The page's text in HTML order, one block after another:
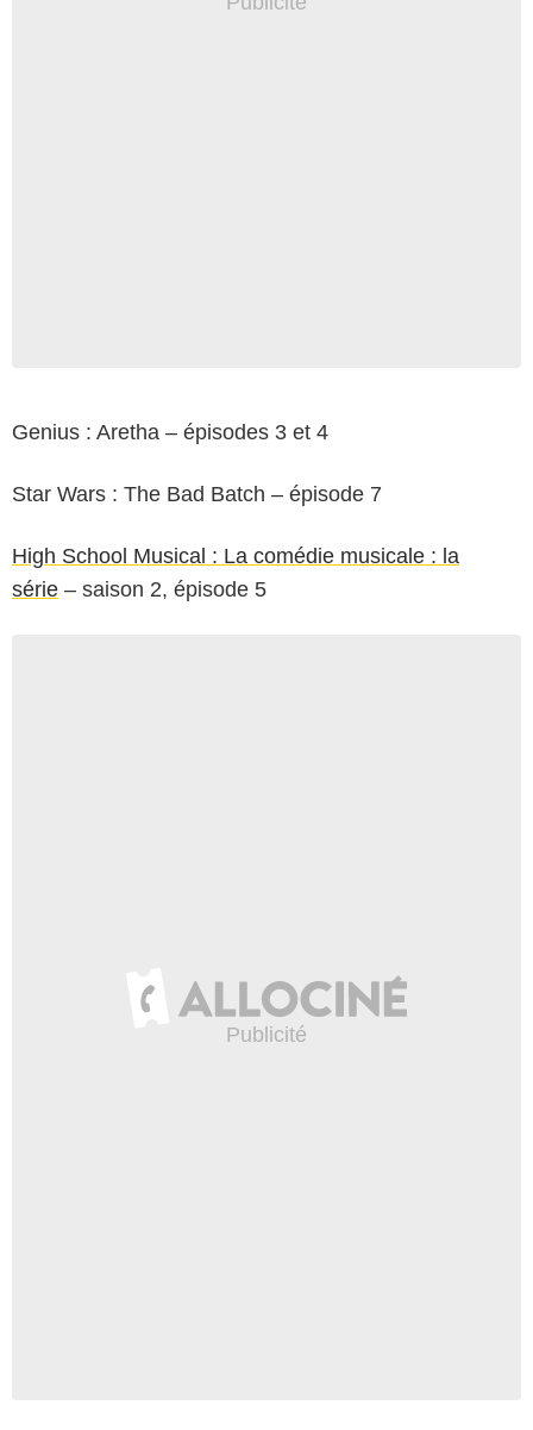
Genius : Aretha – épisodes 3 et 4
Star Wars : The Bad Batch – épisode 7
High School Musical : La comédie musicale : la
série – saison 2, épisode 5